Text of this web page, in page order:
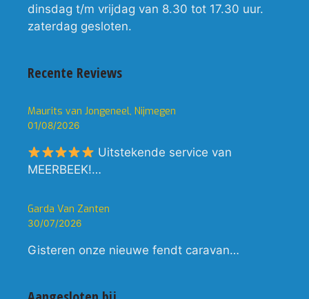
dinsdag t/m vrijdag van 8.30 tot 17.30 uur.
zaterdag gesloten.
Recente Reviews
Maurits van Jongeneel, Nijmegen
01/08/2026
Uitstekende service van
MEERBEEK!…
Garda Van Zanten
30/07/2026
Gisteren onze nieuwe fendt caravan…